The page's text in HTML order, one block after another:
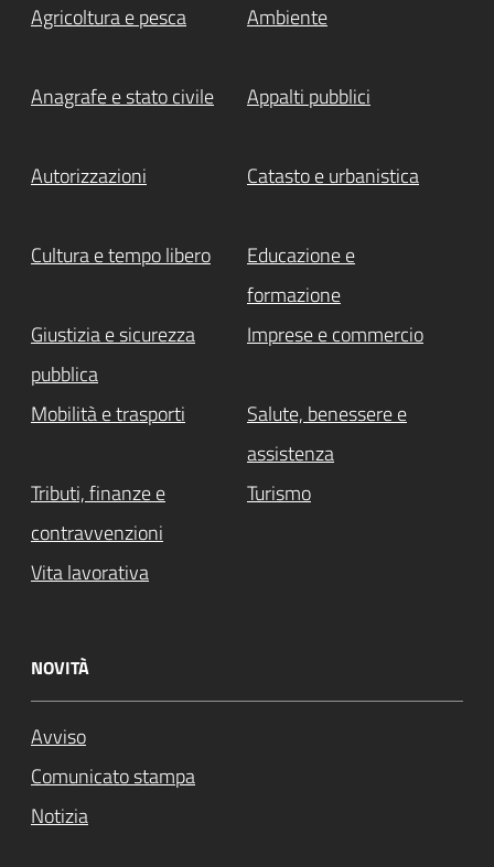
Agricoltura e pesca Ambiente
Anagrafe e stato civile Appalti pubblici
Autorizzazioni Catasto e urbanistica
Cultura e tempo libero
Educazione e
formazione
Giustizia e sicurezza
pubblica
Imprese e commercio
Mobilità e trasporti
Salute, benessere e
assistenza
Tributi, finanze e
contravvenzioni
Turismo
Vita lavorativa
NOVITÀ
Avviso
Comunicato stampa
Notizia